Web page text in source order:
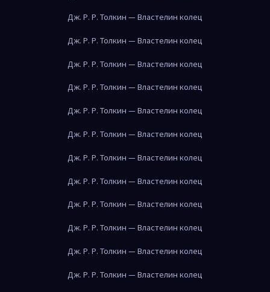
Дж. Р. Р. Толкин — Властелин колец
Дж. Р. Р. Толкин — Властелин колец
Дж. Р. Р. Толкин — Властелин колец
Дж. Р. Р. Толкин — Властелин колец
Дж. Р. Р. Толкин — Властелин колец
Дж. Р. Р. Толкин — Властелин колец
Дж. Р. Р. Толкин — Властелин колец
Дж. Р. Р. Толкин — Властелин колец
Дж. Р. Р. Толкин — Властелин колец
Дж. Р. Р. Толкин — Властелин колец
Дж. Р. Р. Толкин — Властелин колец
Дж. Р. Р. Толкин — Властелин колец